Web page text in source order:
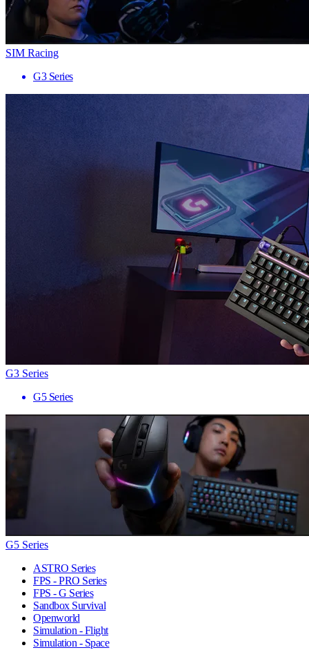
SIM Racing
G3 Series
G3 Series
G5 Series
G5 Series
ASTRO Series
FPS - PRO Series
FPS - G Series
Sandbox Survival
Openworld
Simulation - Flight
Simulation - Space